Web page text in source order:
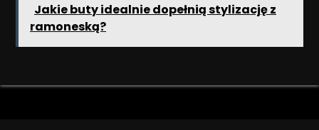
Jakie buty idealnie dopełnią stylizację z
ramoneską?